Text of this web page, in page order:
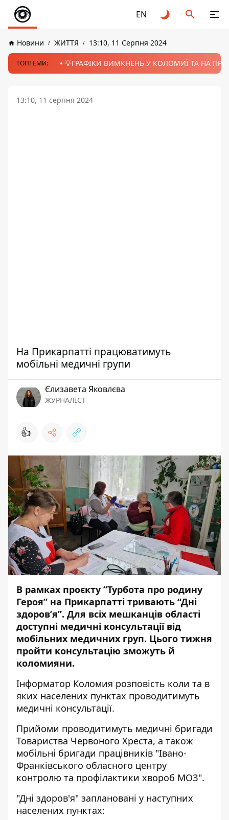
EN
Новини ЖИТТЯ 13:10, 11 Серпня 2024
ТОПТЕМИ: 💡ГРАФІКИ ВИМКНЕНЬ У КОЛОМИЇ ТА НА
13:10, 11 серпня 2024
На Прикарпатті працюватимуть
мобільні медичні групи
Єлизавета Яковлєва
ЖУРНАЛІСТ
👍
В рамках проєкту ”Турбота про родину
Героя” на Прикарпатті тривають “Дні
здоров’я”. Для всіх мешканців області
доступні медичні консультації від
мобільних медичних груп. Цього тижня
пройти консультацію зможуть й
коломияни.
Інформатор Коломия розповість коли та в
яких населених пунктах проводитимуть
медичні консультації.
Прийоми проводитимуть медичні бригади
Товариства Червоного Хреста, а також
мобільні бригади працівників "Івано-
Франківського обласного центру
контролю та профілактики хвороб МОЗ".
"Дні здоров'я" заплановані у наступних
населених пунктах: